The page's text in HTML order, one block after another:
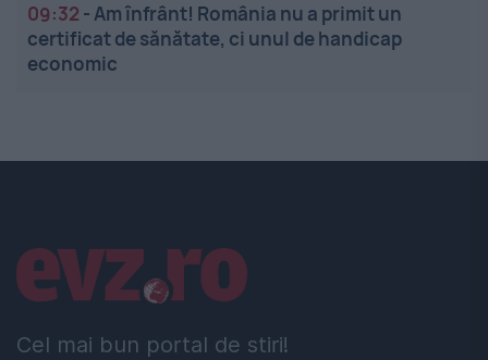
09:32 -Am înfrânt! România nu a primit un
certificat de sănătate, ci unul de handicap
economic
Cel mai bun portal de stiri!
Linkuri utile